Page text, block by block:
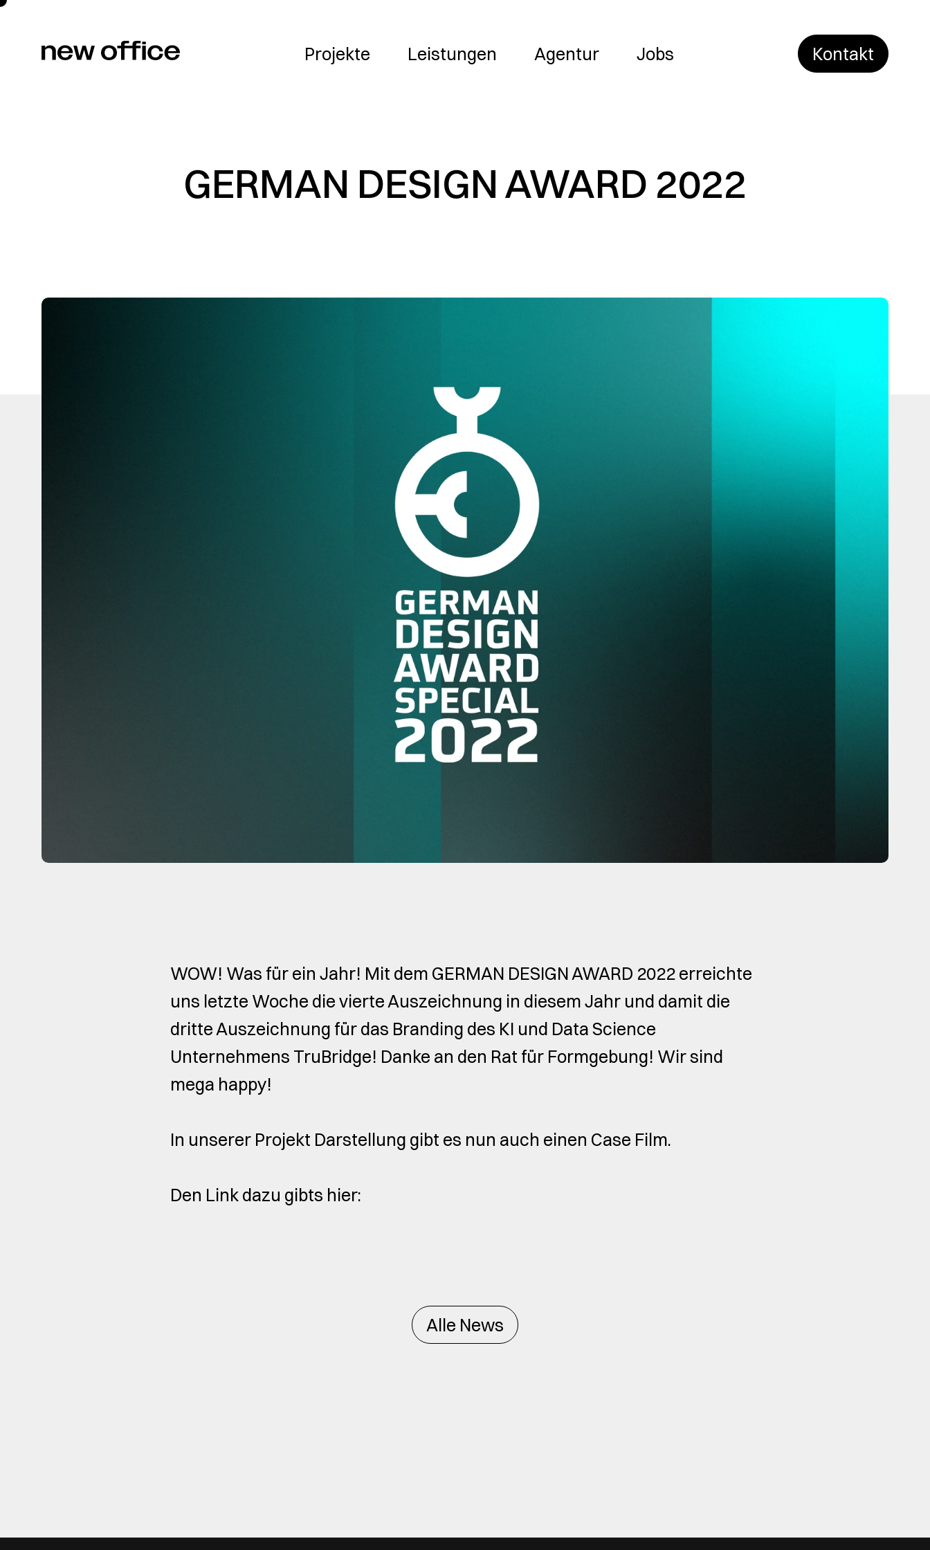
Projekte Leistungen Agentur Jobs Kontakt
Leistungen Agentur Jobs
GERMAN DESIGN AWARD 2022
WOW! Was für ein Jahr! Mit dem GERMAN DESIGN AWARD 2022 erreichte
uns letzte Woche die vierte Auszeichnung in diesem Jahr und damit die
dritte Auszeichnung für das Branding des KI und Data Science
Unternehmens TruBridge! Danke an den Rat für Formgebung! Wir sind
mega happy!
In unserer Projekt Darstellung gibt es nun auch einen Case Film.
Den Link dazu gibts hier:
Alle News